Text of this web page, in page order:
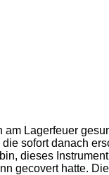
Lagerfeuer
sofort danach
dieses
gecovert hatte.